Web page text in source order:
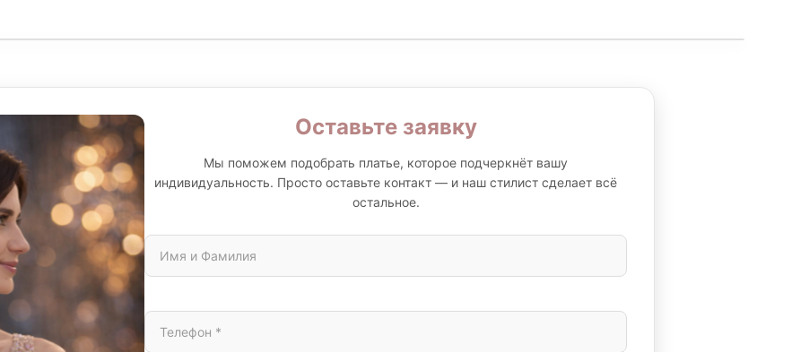
Оставьте заявку
Мы поможем подобрать платье, которое подчеркнёт вашу
индивидуальность. Просто оставьте контакт — и наш стилист сделает всё
остальное.